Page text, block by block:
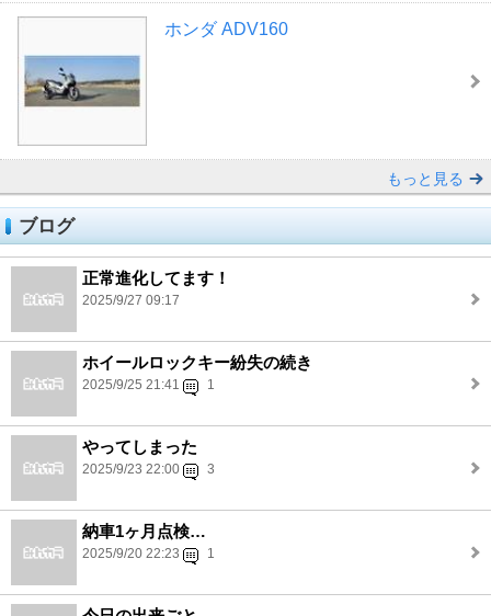
ホンダ ADV160
もっと見る
ブログ
正常進化してます！
2025/9/27 09:17
ホイールロックキー紛失の続き
2025/9/25 21:41 1
やってしまった
2025/9/23 22:00 3
納車1ヶ月点検…
2025/9/20 22:23 1